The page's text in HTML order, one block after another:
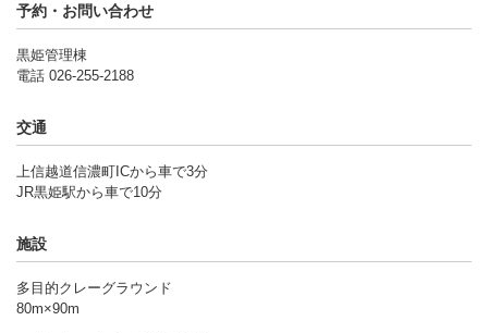
予約・お問い合わせ
黒姫管理棟
電話 026-255-2188
交通
上信越道信濃町ICから車で3分
JR黒姫駅から車で10分
施設
多目的クレーグラウンド
80m×90m